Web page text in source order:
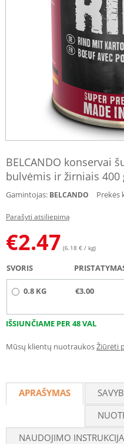
BELCANDO konservai
bulvėmis ir žirniais 400
Gamintojas: BELCANDO Prekės
Parašyti atsiliepimą
€2.47 (6.18 € / kg)
SVORIS
0.8 KG €3.00
IŠSIUNČIAME PER 48 VAL
Mūsų klientų nuotraukosŽiūrėti
APRAŠYMAS
NAUDOJIMO INSTRUKCIJA